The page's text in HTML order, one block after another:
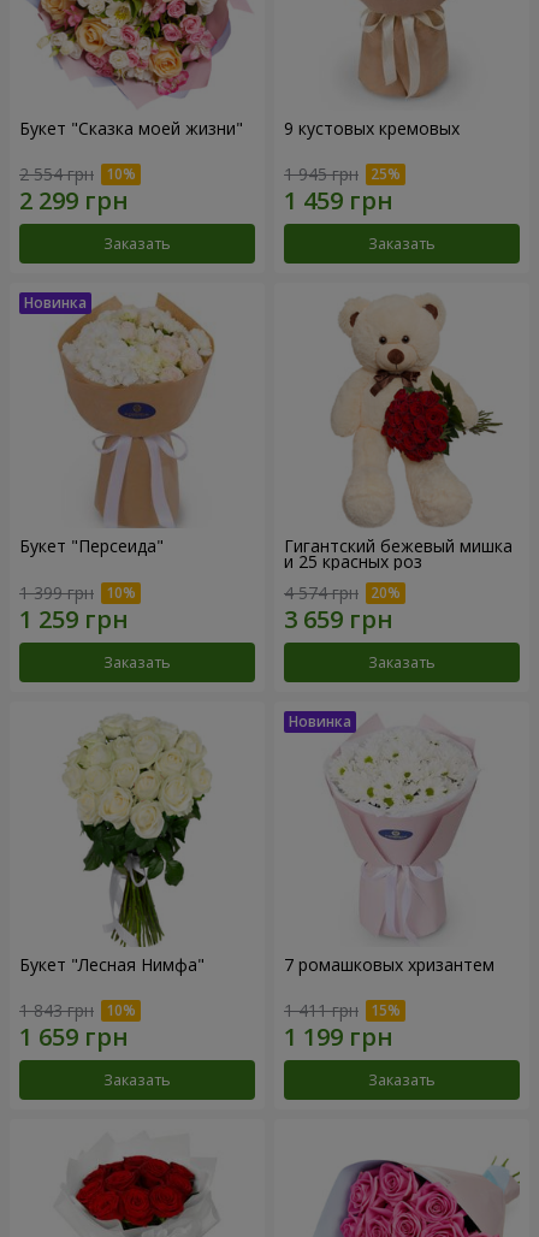
Букет "Сказка моей жизни"
2 554 грн
Заказать
9 кустовых кремовых
1 945 грн
Заказать
Букет "Персеида"
1 399 грн
Заказать
Гигантский бежевый мишка
и 25 красных роз
4 574 грн
Заказать
Букет "Лесная Нимфа"
1 843 грн
Заказать
7 ромашковых хризантем
1 411 грн
Заказать